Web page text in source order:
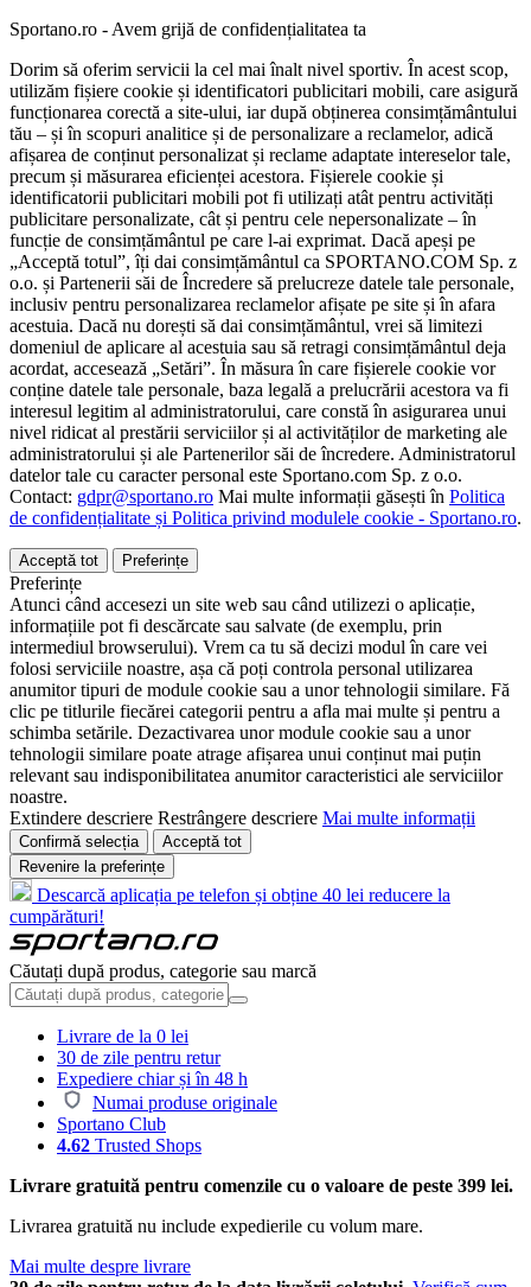
Sportano.ro - Avem grijă de confidențialitatea ta
Dorim să oferim servicii la cel mai înalt nivel sportiv. În acest scop,
utilizăm fișiere cookie și identificatori publicitari mobili, care asigură
funcționarea corectă a site-ului, iar după obținerea consimțământului
tău – și în scopuri analitice și de personalizare a reclamelor, adică
afișarea de conținut personalizat și reclame adaptate intereselor tale,
precum și măsurarea eficienței acestora. Fișierele cookie și
identificatorii publicitari mobili pot fi utilizați atât pentru activități
publicitare personalizate, cât și pentru cele nepersonalizate – în
funcție de consimțământul pe care l-ai exprimat. Dacă apeși pe
„Acceptă totul”, îți dai consimțământul ca SPORTANO.COM Sp. z
o.o. și Partenerii săi de Încredere să prelucreze datele tale personale,
inclusiv pentru personalizarea reclamelor afișate pe site și în afara
acestuia. Dacă nu dorești să dai consimțământul, vrei să limitezi
domeniul de aplicare al acestuia sau să retragi consimțământul deja
acordat, accesează „Setări”. În măsura în care fișierele cookie vor
conține datele tale personale, baza legală a prelucrării acestora va fi
interesul legitim al administratorului, care constă în asigurarea unui
nivel ridicat al prestării serviciilor și al activităților de marketing ale
administratorului și ale Partenerilor săi de încredere. Administratorul
datelor tale cu caracter personal este Sportano.com Sp. z o.o.
Contact: gdpr@sportano.ro Mai multe informații găsești în Politica
de confidențialitate și Politica privind modulele cookie - Sportano.ro.
Acceptă tot Preferințe
Preferințe
Atunci când accesezi un site web sau când utilizezi o aplicație,
informațiile pot fi descărcate sau salvate (de exemplu, prin
intermediul browserului). Vrem ca tu să decizi modul în care vei
folosi serviciile noastre, așa că poți controla personal utilizarea
anumitor tipuri de module cookie sau a unor tehnologii similare. Fă
clic pe titlurile fiecărei categorii pentru a afla mai multe și pentru a
schimba setările. Dezactivarea unor module cookie sau a unor
tehnologii similare poate atrage afișarea unui conținut mai puțin
relevant sau indisponibilitatea anumitor caracteristici ale serviciilor
noastre.
Extindere descriere Restrângere descriere Mai multe informații
Confirmă selecția
Acceptă tot
Revenire la preferințe
Descarcă aplicația pe telefon și obține 40 lei reducere la
cumpărături!
Căutați după produs, categorie sau marcă
Livrare de la 0 lei
30 de zile pentru retur
Expediere chiar și în 48 h
Numai produse originale
Sportano Club
4.62 Trusted Shops
Livrare gratuită pentru comenzile cu o valoare de peste 399 lei.
Livrarea gratuită nu include expedierile cu volum mare.
Mai multe despre livrare